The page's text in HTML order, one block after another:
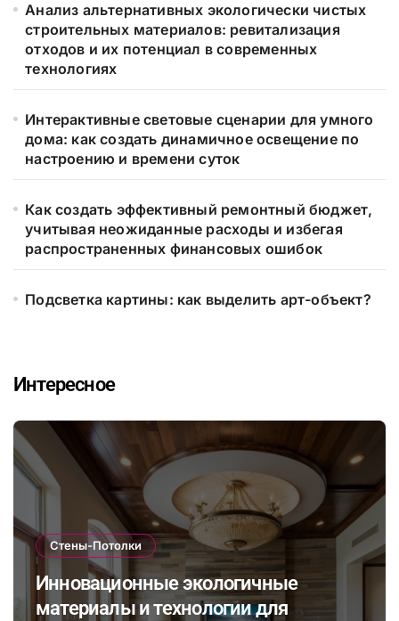
Анализ альтернативных экологически чистых
строительных материалов: ревитализация
отходов и их потенциал в современных
технологиях
Интерактивные световые сценарии для умного
дома: как создать динамичное освещение по
настроению и времени суток
Как создать эффективный ремонтный бюджет,
учитывая неожиданные расходы и избегая
распространенных финансовых ошибок
Подсветка картины: как выделить арт-объект?
Интересное
Стены-Потолки
Инновационные экологичные
материалы и технологии для